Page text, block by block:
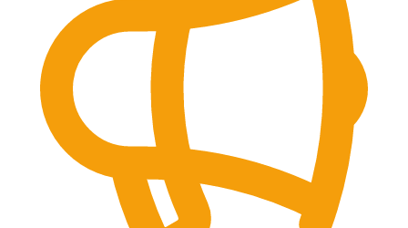
Mentorat SEO
Comment ça marche Blog
Langue
🇪🇸 ES
🇬🇧 EN 🇫🇷 FR 🇩🇪 DE
Se connecter